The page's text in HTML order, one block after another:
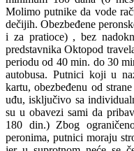
Molimo putnike da vode
dečijih. Obezbeđene
i za pratioce) , bez
predstavnika Oktopod
periodu od 40 min. do 30
autobusa. Putnici koji u
kartu, obezbeđenu od
uđu, isključivo sa
su u obavezi sami da
180 din.) Zbog
peronima, putnici moraju